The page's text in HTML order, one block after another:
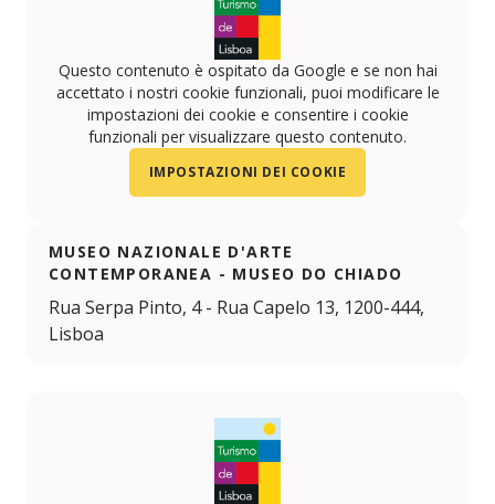
Questo contenuto è ospitato da Google e se non hai
accettato i nostri cookie funzionali, puoi modificare le
impostazioni dei cookie e consentire i cookie
funzionali per visualizzare questo contenuto.
IMPOSTAZIONI DEI COOKIE
MUSEO NAZIONALE D'ARTE
CONTEMPORANEA - MUSEO DO CHIADO
Rua Serpa Pinto, 4 - Rua Capelo 13, 1200-444,
Lisboa